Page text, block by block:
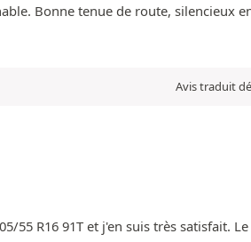
Bonne tenue de route,
Avis traduit
55 R16 91T et j'en suis très